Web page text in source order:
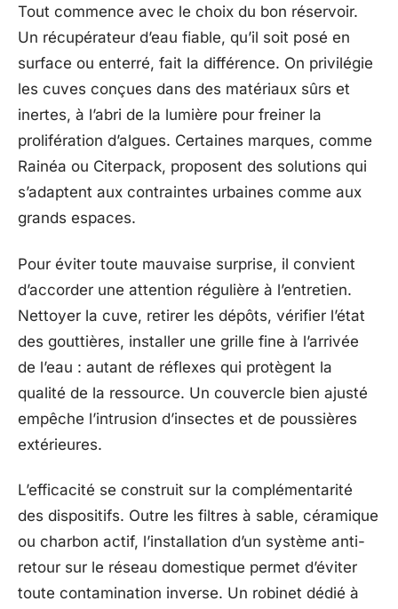
Tout commence avec le choix du bon réservoir.
Un récupérateur d’eau fiable, qu’il soit posé en
surface ou enterré, fait la différence. On privilégie
les cuves conçues dans des matériaux sûrs et
inertes, à l’abri de la lumière pour freiner la
prolifération d’algues. Certaines marques, comme
Rainéa ou Citerpack, proposent des solutions qui
s’adaptent aux contraintes urbaines comme aux
grands espaces.
Pour éviter toute mauvaise surprise, il convient
d’accorder une attention régulière à l’entretien.
Nettoyer la cuve, retirer les dépôts, vérifier l’état
des gouttières, installer une grille fine à l’arrivée
de l’eau : autant de réflexes qui protègent la
qualité de la ressource. Un couvercle bien ajusté
empêche l’intrusion d’insectes et de poussières
extérieures.
L’efficacité se construit sur la complémentarité
des dispositifs. Outre les filtres à sable, céramique
ou charbon actif, l’installation d’un système anti-
retour sur le réseau domestique permet d’éviter
toute contamination inverse. Un robinet dédié à